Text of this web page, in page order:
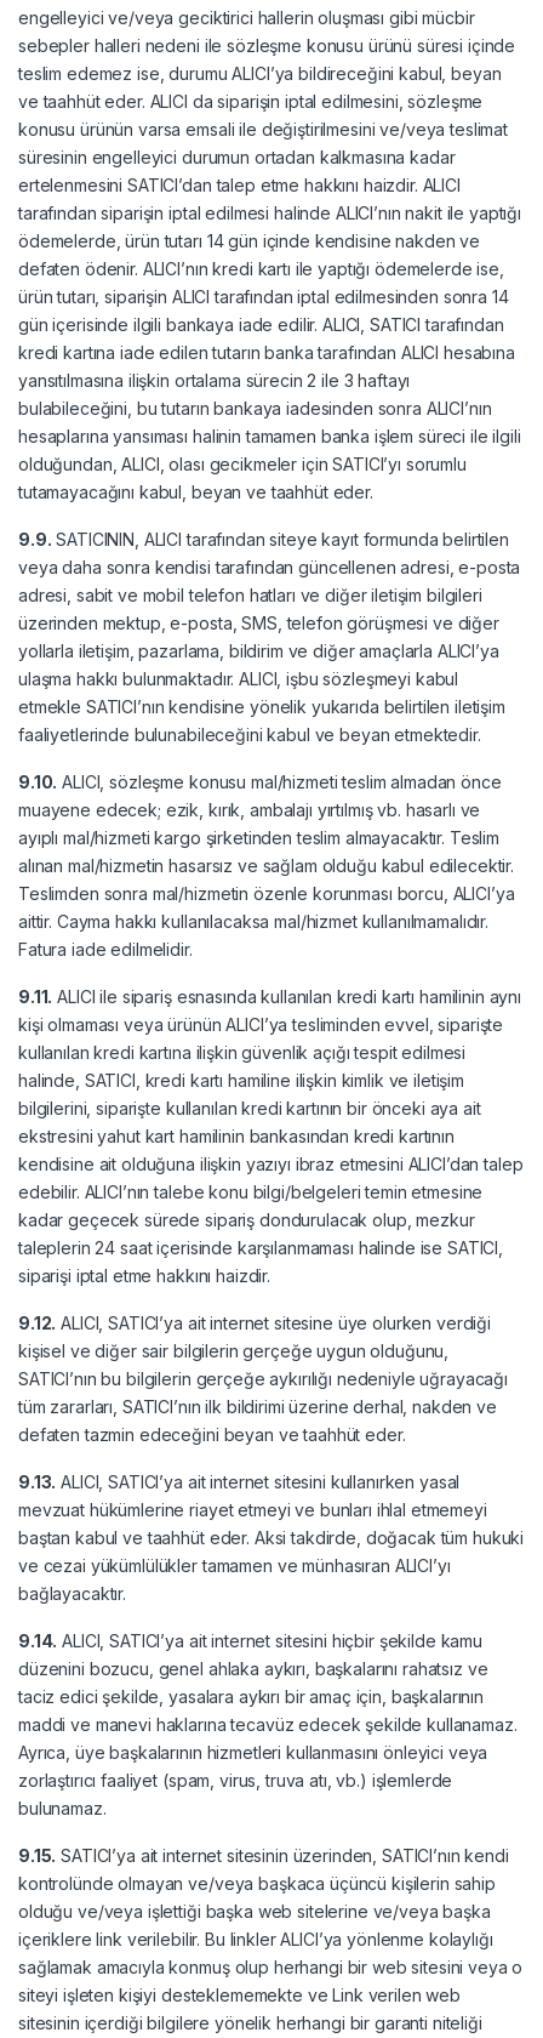
engelleyici ve/veya geciktirici hallerin oluşması gibi mücbir
sebepler halleri nedeni ile sözleşme konusu ürünü süresi içinde
teslim edemez ise, durumu ALICI’ya bildireceğini kabul, beyan
ve taahhüt eder. ALICI da siparişin iptal edilmesini, sözleşme
konusu ürünün varsa emsali ile değiştirilmesini ve/veya teslimat
süresinin engelleyici durumun ortadan kalkmasına kadar
ertelenmesini SATICI’dan talep etme hakkını haizdir. ALICI
tarafından siparişin iptal edilmesi halinde ALICI’nın nakit ile yaptığı
ödemelerde, ürün tutarı 14 gün içinde kendisine nakden ve
defaten ödenir. ALICI’nın kredi kartı ile yaptığı ödemelerde ise,
ürün tutarı, siparişin ALICI tarafından iptal edilmesinden sonra 14
gün içerisinde ilgili bankaya iade edilir. ALICI, SATICI tarafından
kredi kartına iade edilen tutarın banka tarafından ALICI hesabına
yansıtılmasına ilişkin ortalama sürecin 2 ile 3 haftayı
bulabileceğini, bu tutarın bankaya iadesinden sonra ALICI’nın
hesaplarına yansıması halinin tamamen banka işlem süreci ile ilgili
olduğundan, ALICI, olası gecikmeler için SATICI’yı sorumlu
tutamayacağını kabul, beyan ve taahhüt eder.
9.9. SATICININ, ALICI tarafından siteye kayıt formunda belirtilen
veya daha sonra kendisi tarafından güncellenen adresi, e-posta
adresi, sabit ve mobil telefon hatları ve diğer iletişim bilgileri
üzerinden mektup, e-posta, SMS, telefon görüşmesi ve diğer
yollarla iletişim, pazarlama, bildirim ve diğer amaçlarla ALICI’ya
ulaşma hakkı bulunmaktadır. ALICI, işbu sözleşmeyi kabul
etmekle SATICI’nın kendisine yönelik yukarıda belirtilen iletişim
faaliyetlerinde bulunabileceğini kabul ve beyan etmektedir.
9.10. ALICI, sözleşme konusu mal/hizmeti teslim almadan önce
muayene edecek; ezik, kırık, ambalajı yırtılmış vb. hasarlı ve
ayıplı mal/hizmeti kargo şirketinden teslim almayacaktır. Teslim
alınan mal/hizmetin hasarsız ve sağlam olduğu kabul edilecektir.
Teslimden sonra mal/hizmetin özenle korunması borcu, ALICI’ya
aittir. Cayma hakkı kullanılacaksa mal/hizmet kullanılmamalıdır.
Fatura iade edilmelidir.
9.11. ALICI ile sipariş esnasında kullanılan kredi kartı hamilinin aynı
kişi olmaması veya ürünün ALICI’ya tesliminden evvel, siparişte
kullanılan kredi kartına ilişkin güvenlik açığı tespit edilmesi
halinde, SATICI, kredi kartı hamiline ilişkin kimlik ve iletişim
bilgilerini, siparişte kullanılan kredi kartının bir önceki aya ait
ekstresini yahut kart hamilinin bankasından kredi kartının
kendisine ait olduğuna ilişkin yazıyı ibraz etmesini ALICI’dan talep
edebilir. ALICI’nın talebe konu bilgi/belgeleri temin etmesine
kadar geçecek sürede sipariş dondurulacak olup, mezkur
taleplerin 24 saat içerisinde karşılanmaması halinde ise SATICI,
siparişi iptal etme hakkını haizdir.
9.12. ALICI, SATICI’ya ait internet sitesine üye olurken verdiği
kişisel ve diğer sair bilgilerin gerçeğe uygun olduğunu,
SATICI’nın bu bilgilerin gerçeğe aykırılığı nedeniyle uğrayacağı
tüm zararları, SATICI’nın ilk bildirimi üzerine derhal, nakden ve
defaten tazmin edeceğini beyan ve taahhüt eder.
9.13. ALICI, SATICI’ya ait internet sitesini kullanırken yasal
mevzuat hükümlerine riayet etmeyi ve bunları ihlal etmemeyi
baştan kabul ve taahhüt eder. Aksi takdirde, doğacak tüm hukuki
ve cezai yükümlülükler tamamen ve münhasıran ALICI’yı
bağlayacaktır.
9.14. ALICI, SATICI’ya ait internet sitesini hiçbir şekilde kamu
düzenini bozucu, genel ahlaka aykırı, başkalarını rahatsız ve
taciz edici şekilde, yasalara aykırı bir amaç için, başkalarının
maddi ve manevi haklarına tecavüz edecek şekilde kullanamaz.
Ayrıca, üye başkalarının hizmetleri kullanmasını önleyici veya
zorlaştırıcı faaliyet (spam, virus, truva atı, vb.) işlemlerde
bulunamaz.
9.15. SATICI’ya ait internet sitesinin üzerinden, SATICI’nın kendi
kontrolünde olmayan ve/veya başkaca üçüncü kişilerin sahip
olduğu ve/veya işlettiği başka web sitelerine ve/veya başka
içeriklere link verilebilir. Bu linkler ALICI’ya yönlenme kolaylığı
sağlamak amacıyla konmuş olup herhangi bir web sitesini veya o
siteyi işleten kişiyi desteklememekte ve Link verilen web
sitesinin içerdiği bilgilere yönelik herhangi bir garanti niteliği